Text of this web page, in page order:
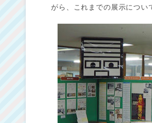
がら、これまでの展示につい